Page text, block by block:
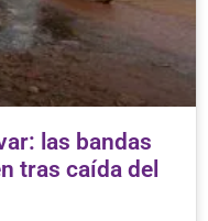
las bandas
tras caída del